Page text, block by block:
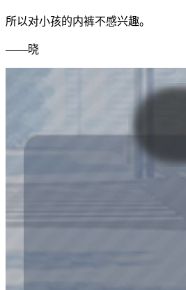
所以对小孩的内裤不感兴趣。
——晓